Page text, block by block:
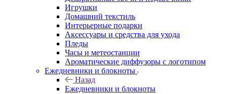
Игрушки
Домашний текстиль
Интерьерные подарки
Аксессуары и средства для ухода
Пледы
Часы и метеостанции
Ароматические диффузоры с логотипом
Ежедневники и блокноты
Назад
Ежедневники и блокноты